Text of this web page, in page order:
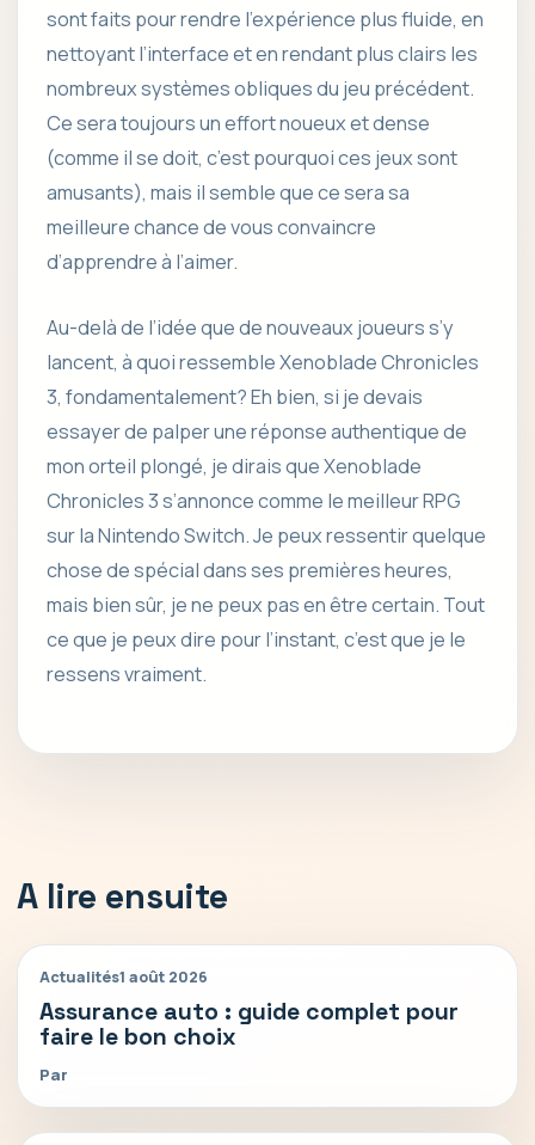
sont faits pour rendre l’expérience plus fluide, en
nettoyant l’interface et en rendant plus clairs les
nombreux systèmes obliques du jeu précédent.
Ce sera toujours un effort noueux et dense
(comme il se doit, c’est pourquoi ces jeux sont
amusants), mais il semble que ce sera sa
meilleure chance de vous convaincre
d’apprendre à l’aimer.
Au-delà de l’idée que de nouveaux joueurs s’y
lancent, à quoi ressemble Xenoblade Chronicles
3, fondamentalement? Eh bien, si je devais
essayer de palper une réponse authentique de
mon orteil plongé, je dirais que Xenoblade
Chronicles 3 s’annonce comme le meilleur RPG
sur la Nintendo Switch. Je peux ressentir quelque
chose de spécial dans ses premières heures,
mais bien sûr, je ne peux pas en être certain. Tout
ce que je peux dire pour l’instant, c’est que je le
ressens vraiment.
A lire ensuite
Actualités1 août 2026
Assurance auto : guide complet pour
faire le bon choix
Par